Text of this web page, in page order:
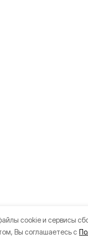
cookie и сервисы
Вы соглашаетесь с